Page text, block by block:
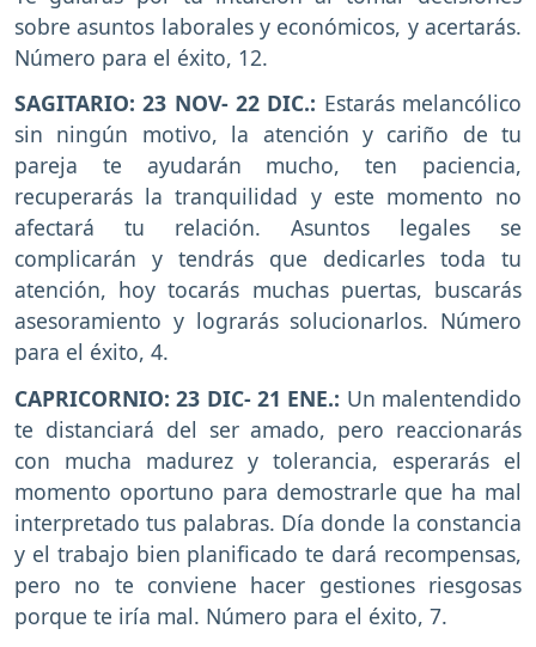
sobre asuntos laborales y económicos, y acertarás.
Número para el éxito, 12.
SAGITARIO: 23 NOV- 22 DIC.: Estarás melancólico
sin ningún motivo, la atención y cariño de tu
pareja te ayudarán mucho, ten paciencia,
recuperarás la tranquilidad y este momento no
afectará tu relación. Asuntos legales se
complicarán y tendrás que dedicarles toda tu
atención, hoy tocarás muchas puertas, buscarás
asesoramiento y lograrás solucionarlos. Número
para el éxito, 4.
CAPRICORNIO: 23 DIC- 21 ENE.: Un malentendido
te distanciará del ser amado, pero reaccionarás
con mucha madurez y tolerancia, esperarás el
momento oportuno para demostrarle que ha mal
interpretado tus palabras. Día donde la constancia
y el trabajo bien planificado te dará recompensas,
pero no te conviene hacer gestiones riesgosas
porque te iría mal. Número para el éxito, 7.